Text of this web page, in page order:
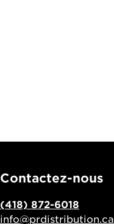
Contactez-nous
(418) 872-6018
info@prdistribution.ca